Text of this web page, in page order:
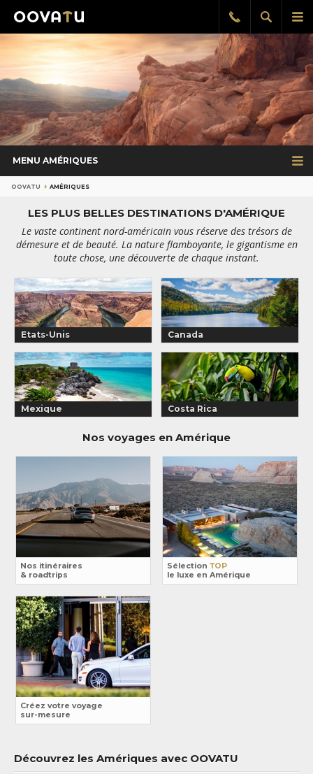
le
Afficher
la
Rappel
gratuit
MENU AMÉRIQUES
OOVATU AMÉRIQUES
LES PLUS BELLES DESTINATIONS D'AMÉRIQUE
Le vaste continent nord-américain vous réserve des trésors de
démesure et de beauté. La nature flamboyante, le gigantisme en
toute chose, une découverte de chaque instant.
Etats-Unis Canada
Mexique Costa Rica
Nos voyages en Amérique
Nos itinéraires
& roadtrips
Sélection TOP
le luxe en Amérique
Créez votre voyage
sur-mesure
Découvrez les Amériques avec OOVATU